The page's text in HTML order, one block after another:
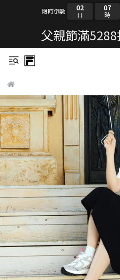
限時倒數 02
日
07
時
父親節滿